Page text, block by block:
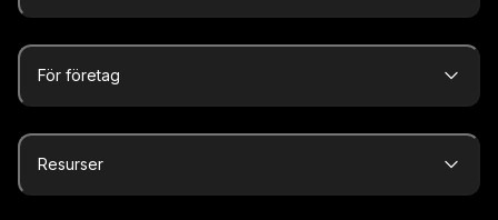
För företag
Resurser